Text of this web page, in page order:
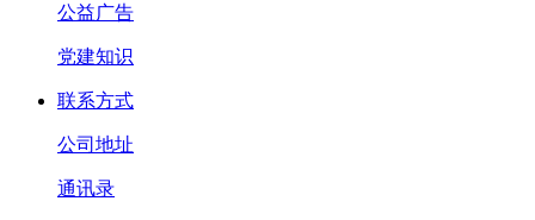
公益广告
党建知识
联系方式
公司地址
通讯录